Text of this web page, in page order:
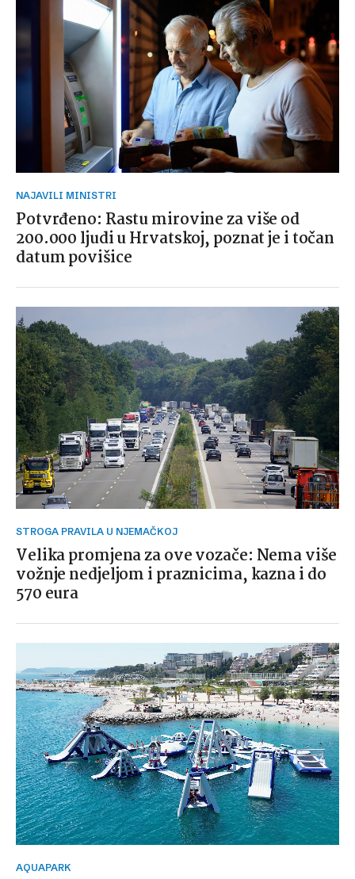
NAJAVILI MINISTRI
Potvrđeno: Rastu mirovine za više od
200.000 ljudi u Hrvatskoj, poznat je i točan
datum povišice
STROGA PRAVILA U NJEMAČKOJ
Velika promjena za ove vozače: Nema više
vožnje nedjeljom i praznicima, kazna i do
570 eura
AQUAPARK